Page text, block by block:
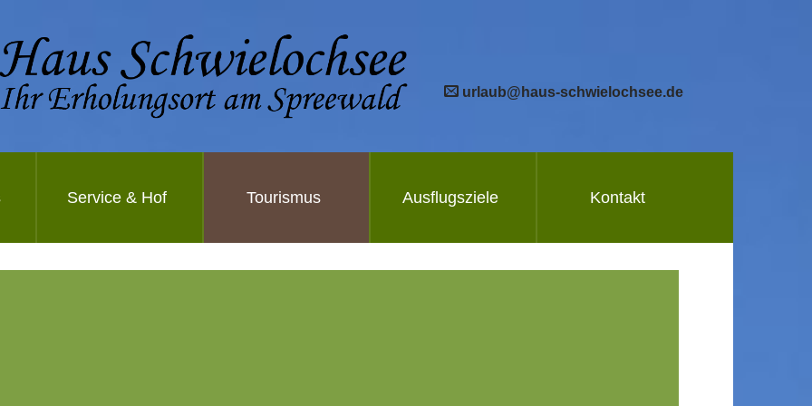
urlaub@haus-schwielochsee.de
Service & Hof Tourismus Ausflugsziele Kontakt